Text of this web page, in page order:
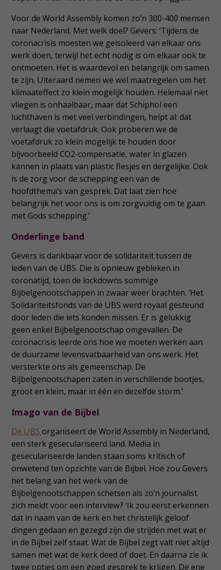
Voor de World Assembly komen zo’n 300-400 mensen
naar Nederland. Met welk doel? Gevers: ‘Tijdens de
coronacrisis moesten we geïsoleerd van elkaar ons
werk doen, terwijl het echt nodig is om elkaar ook te
ontmoeten. Het is waardevol en belangrijk om samen
te zijn. Uiteraard nemen we wel maatregelen om het
klimaateffect zo klein mogelijk houden. Helemaal niet
vliegen is onhaalbaar, maar dat Schiphol een
luchthaven is met veel verbindingen, helpt al: dat
verlaagt die voetafdruk. Ook proberen we de
voetafdruk zo klein mogelijk te houden door
bijvoorbeeld CO2-compensatie, water in glazen
kannen in plaats van plastic flesjes en dergelijke. Ook
is de zorg voor de schepping een van de
hoofdthema’s van gesprek. Dat laat zien hoe
belangrijk het voor ons is om zorgvuldig om te gaan
met Gods schepping.’
Onderlinge band
Gevers is dankbaar voor de solidariteit tussen de
leden van de UBS. Die is opnieuw gebleken in
coronatijd, toen de lockdowns sommige
Bijbelgenootschappen in zwaar weer brachten. ‘Het
Solidariteitsfonds van de UBS werd royaal gesteund
door leden die iets konden missen. Er is gelukkig
geen enkel Bijbelgenootschap omgevallen. De
coronacrisis leerde ons hoe we moeten werken aan
de duurzame levensvatbaarheid van ons werk. Het
versterkte ons als gemeenschap. De
Bijbelgenootschapen zaten in verschillende bootjes,
groot en klein, maar in één en dezelfde storm.’
Imago van de Bijbel
De UBS organiseert de World Assembly in Nederland,
een sterk geseculariseerd land. Media in
geseculariseerde landen staan soms kritisch of
onwetend ten opzichte van de Bijbel. Hoe zou Gevers
het belang van het werk van de
Bijbelgenootschappen schetsen als zo’n journalist
zich meldt voor een interview? ‘Ik zou eerst erkennen
dat in naam van de kerk en het christelijk geloof
dingen gedaan en gezegd zijn die strijden met wat er
in de Bijbel zelf staat. Wat de Bijbel zegt valt niet altijd
samen met wat de kerk deed of doet. En daarna zie ik
twee opties om een goed gesprek te krijgen. De ene